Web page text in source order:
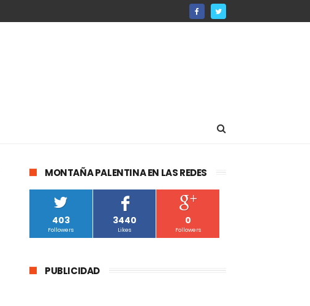
MONTAÑA PALENTINA EN LAS REDES
403
Followers
3440
Likes
0
Followers
PUBLICIDAD